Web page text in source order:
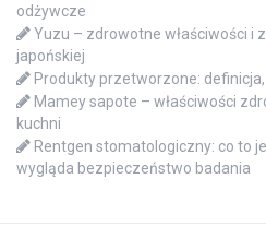
odżywcze
Yuzu – zdrowotne właściwości i
japońskiej
Produkty przetworzone:
Mamey sapote – właściwości
kuchni
Rentgen stomatologiczny: co to
wygląda bezpieczeństwo badania